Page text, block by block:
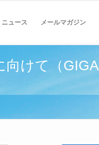
ニュース メールマガジン
向けて（